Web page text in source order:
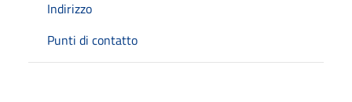
Indirizzo
Punti di contatto